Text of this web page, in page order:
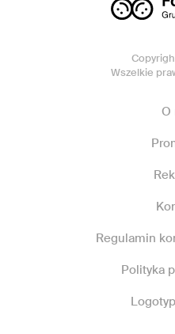
Wszelkie
O
Regulamin
Polityka